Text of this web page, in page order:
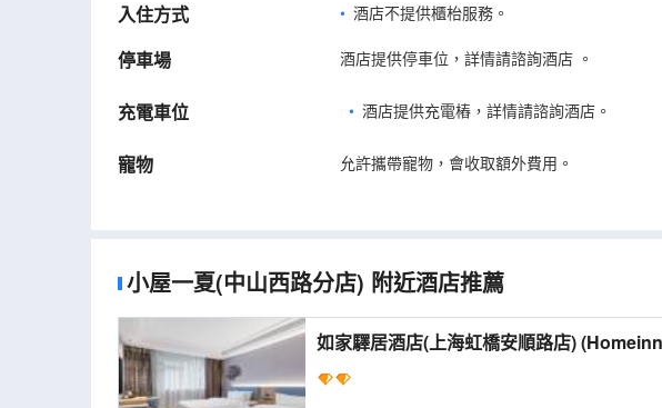
入住方式 酒店不提供櫃枱服務。
停車場 酒店提供停車位，詳情請諮詢酒店 。
充電車位 • 酒店提供充電樁，詳情請諮詢酒店。
寵物 允許攜帶寵物，會收取額外費用。
小屋一夏(中山西路分店) 附近酒店推薦
如家驛居酒店(上海虹橋安順路店) (Homeinn Ease
Hotel (Shanghai Hongqiao Anshun Road))